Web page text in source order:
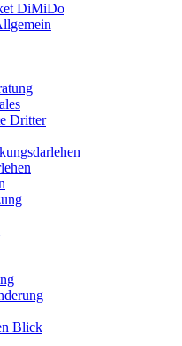
DiMiDo
Dritter
Blick